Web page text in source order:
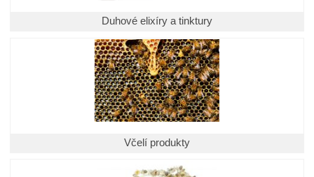
Duhové elixíry a tinktury
Včelí produkty